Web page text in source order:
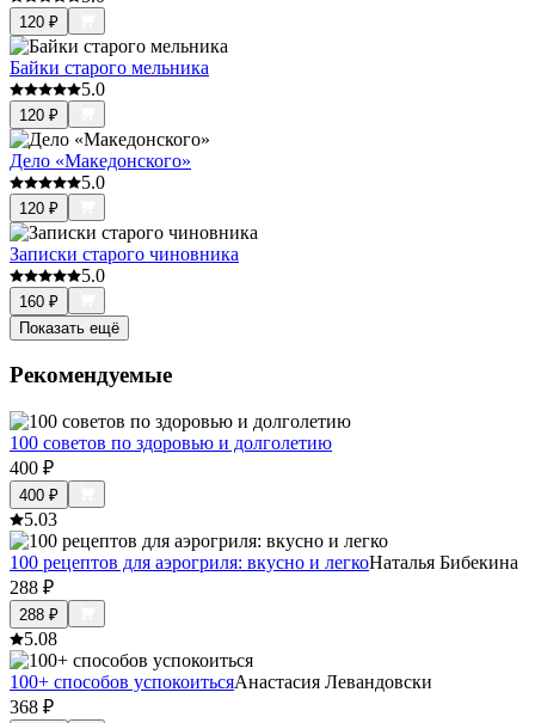
120 ₽
Байки старого мельника
5.0
120 ₽
Дело «Македонского»
5.0
120 ₽
Записки старого чиновника
5.0
160 ₽
Показать ещё
Рекомендуемые
100 советов по здоровью и долголетию
400 ₽
400 ₽
5.03
100 рецептов для аэрогриля: вкусно и легкоНаталья Бибекина
288 ₽
288 ₽
5.08
100+ способов успокоитьсяАнастасия Левандовски
368 ₽